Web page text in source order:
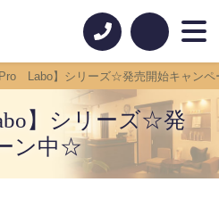
Labo】シリーズ☆発売開始キャン
】シリーズ☆発
ン中☆